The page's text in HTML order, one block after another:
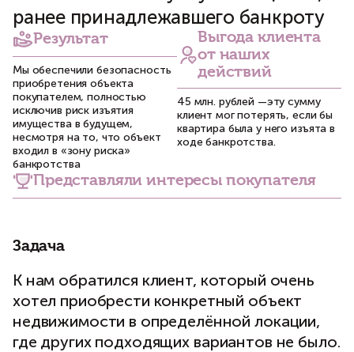
ранее принадлежавшего банкроту
Результат
Мы обеспечили безопасность
приобретения объекта
покупателем, полностью
исключив риск изъятия
имущества в будущем,
несмотря на то, что объект
входил в «зону риска»
банкротства
Выгода клиента
от наших
действий
45 млн. рублей —эту сумму
клиент мог потерять, если бы
квартира была у него изъята в
ходе банкротства.
Представляли интересы покупателя
Задача
К нам обратился клиент, который очень
хотел приобрести конкретный объект
недвижимости в определённой локации,
где других подходящих вариантов не было.